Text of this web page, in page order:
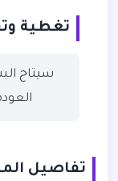
تغطية
سيتاح
تفاصيل